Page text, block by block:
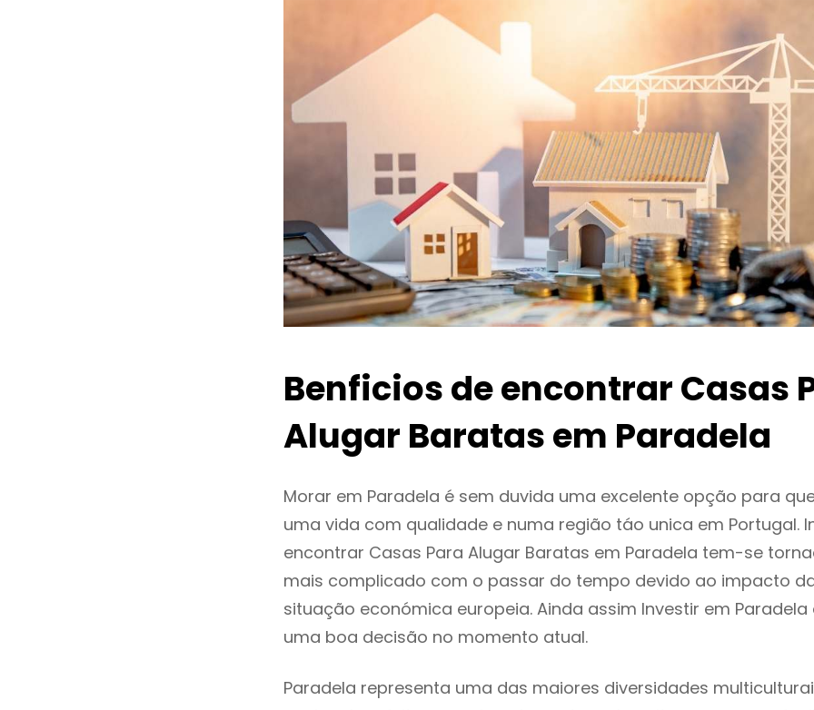
Benficios de encontrar Casas
Alugar Baratas em Paradela
Morar em Paradela é sem duvida uma excelente opção para
uma vida com qualidade e numa região táo unica em Portugal.
encontrar Casas Para Alugar Baratas em Paradela tem-se
mais complicado com o passar do tempo devido ao impacto
situação económica europeia. Ainda assim Investir em
uma boa decisão no momento atual.
Paradela representa uma das maiores diversidades